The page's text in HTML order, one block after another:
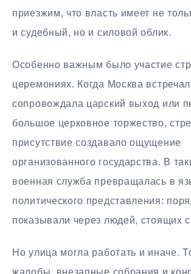
приезжим, что власть имеет не
и судебный, но и силовой облик.
Особенно важным было участие
церемониях. Когда Москва
сопровождала царский выход или
большое церковное торжество,
присутствие создавало ощущение
организованного государства. В
военная служба превращалась в
политического представления:
показывали через людей, стоящих
Но улица могла работать и иначе.
жалобы, внезапные собрания и